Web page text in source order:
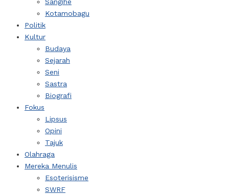
Sangihe
Kotamobagu
Politik
Kultur
Budaya
Sejarah
Seni
Sastra
Biografi
Fokus
Lipsus
Opini
Tajuk
Olahraga
Mereka Menulis
Esoterisisme
SWRF